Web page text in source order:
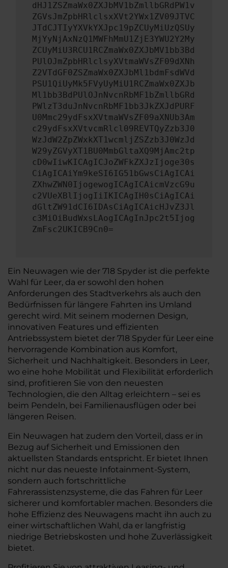
dHJ1ZSZmaWx0ZXJbMV1bZmllbGRdPW1v
ZGVsJmZpbHRlclsxXVt2YWx1ZV09JTVC
JTdCJTIyYXVkYXJpc19pZCUyMiUzQSUy
MjYyNjAxNzQ1MWFhMmU1ZjE3YWU2Y2My
ZCUyMiU3RCU1RCZmaWx0ZXJbMV1bb3Bd
PUlOJmZpbHRlclsyXVtmaWVsZF09dXNh
Z2VTdGF0ZSZmaWx0ZXJbMl1bdmFsdWVd
PSU1QiUyMk5FVyUyMiU1RCZmaWx0ZXJb
Ml1bb3BdPUlOJnNvcnRbMF1bZmllbGRd
PWlzT3duJnNvcnRbMF1bb3JkZXJdPURF
U0Mmc29ydFsxXVtmaWVsZF09aXNUb3Am
c29ydFsxXVtvcmRlcl09REVTQyZzb3J0
WzJdW2ZpZWxkXT1wcmljZSZzb3J0WzJd
W29yZGVyXT1BU0MmbGltaXQ9MjAmc2tp
cD0wIiwKICAgICJoZWFkZXJzIjoge30s
CiAgICAiYm9keSI6IG51bGwsCiAgICAi
ZXhwZWN0IjogewogICAgICAicmVzcG9u
c2VUeXBlIjogIiIKICAgIH0sCiAgICAi
dGltZW91dCI6IDAsCiAgICAicHJvZ3Jl
c3MiOiBudWxsLAogICAgInJpc2t5Ijog
ZmFsc2UKICB9Cn0=
Ein Neuwagen wie der 718 Spyder ist die perfekte
Wahl für Leer, da er sowohl den hohen
Anforderungen des Stadtverkehrs als auch den
Bedürfnissen für längere Fahrten ins Umland
gerecht wird. Mit seinem modernen Design,
innovativen Features und effizienten
Antriebssystem bietet der 718 Spyder für Leer eine
hervorragende Kombination aus Komfort,
Sicherheit und Nachhaltigkeit. Besonders in Leer,
wo eine hohe Mobilität und Flexibilität erforderlich
sind, profitieren Sie von den neuesten
Technologien, die den Alltag erleichtern – sei es
beim Pendeln, bei Familienausflügen oder bei
längeren Reisen.
Ein Neuwagen hat zudem den Vorteil, dass er in
Bezug auf Sicherheit und Emissionen den
aktuellsten Standards entspricht. Er bietet Ihnen
nicht nur das neueste Infotainment-System,
sondern auch fortschrittliche
Fahrerassistenzsysteme, die das Fahren für Leer
sicherer und komfortabler machen. Besonders die
hohe Effizienz des Neuwagens macht ihn auch zu
einer wirtschaftlichen Wahl, da er langfristig
niedrige Betriebskosten und hohe Zuverlässigkeit
bietet.